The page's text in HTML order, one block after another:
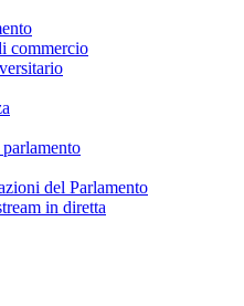
commercio
del Parlamento
in diretta